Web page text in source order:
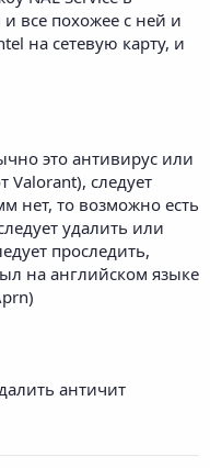
все похожее с ней и
на сетевую карту, и
это антивирус или
Valorant), следует
нет, то возможно есть
удалить или
проследить,
на английском языке
античит